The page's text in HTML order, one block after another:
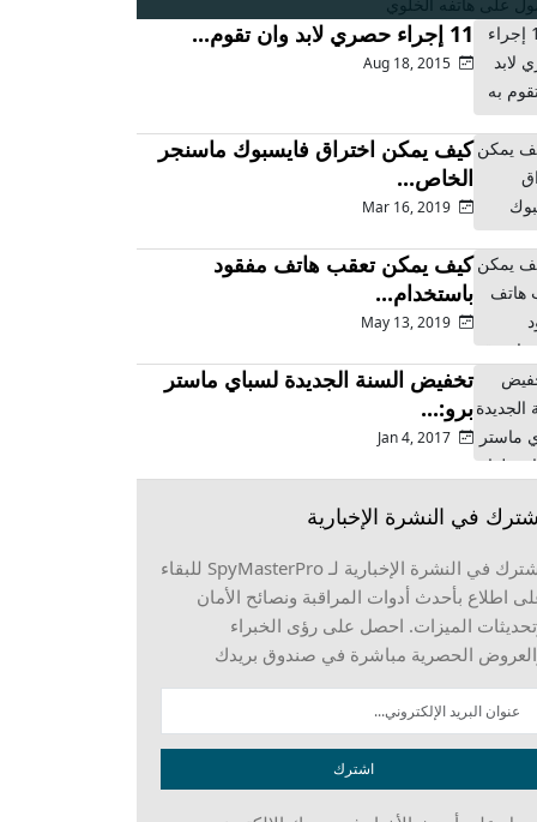
11 إجراء حصري لابد وان تقوم...
كيف يمكن اختراق فايسبوك ماسنجر
الخاص...
كيف يمكن تعقب هاتف مفقود
باستخدام...
تخفيض السنة الجديدة لسباي ماستر
برو:...
في النشرة الإخبارية
اشترك في النشرة الإخبارية لـ SpyMasterPro للبقاء
اطلاع بأحدث أدوات المراقبة ونصائح الأمان
الميزات. احصل على رؤى الخبراء
الحصرية مباشرة في صندوق بريدك
اشترك